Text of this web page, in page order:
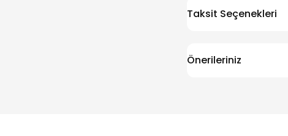
Taksit Seçenekleri
Önerileriniz